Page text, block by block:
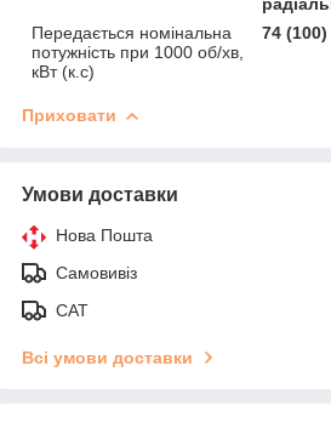
Передається номінальна
потужність при 1000 об/хв,
кВт (к.с)
74 (100)
Приховати
Умови доставки
Нова Пошта
Самовивіз
САТ
Всі умови доставки